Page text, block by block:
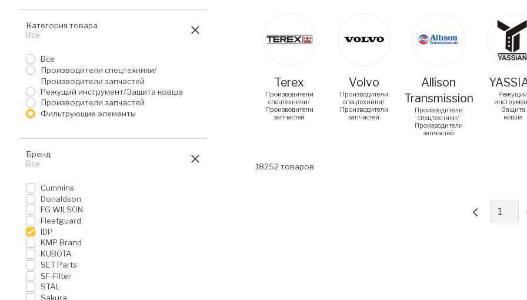
Категория товара
Активные фильтры:
Все
Все
Производители спецтехники/
Производители запчастей
Режущий инструмент/Защита ковша
Производители запчастей
Фильтрующие элементы
Бренд
Активные фильтры:
Все
Cummins
Donaldson
FG WILSON
Fleetguard
IDP
KMP Brand
KUBOTA
SET Parts
SF-Filter
STAL
Sakura
Terex
Производители
спецтехники/
Производители
запчастей
Volvo
Производители
спецтехники/
Производители
запчастей
Allison
Transmission
Производители
спецтехники/
Производители
запчастей
Защита
ковша
18252 товаров